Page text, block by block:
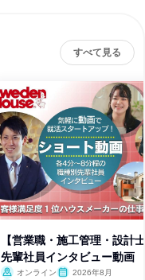
すべて見る
【営業職・施工管理・設計
先輩社員インタビュー動画
オンライン
2026年8月